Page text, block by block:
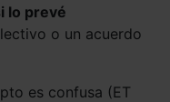
lo prevé
o un acuerdo
es confusa (ET